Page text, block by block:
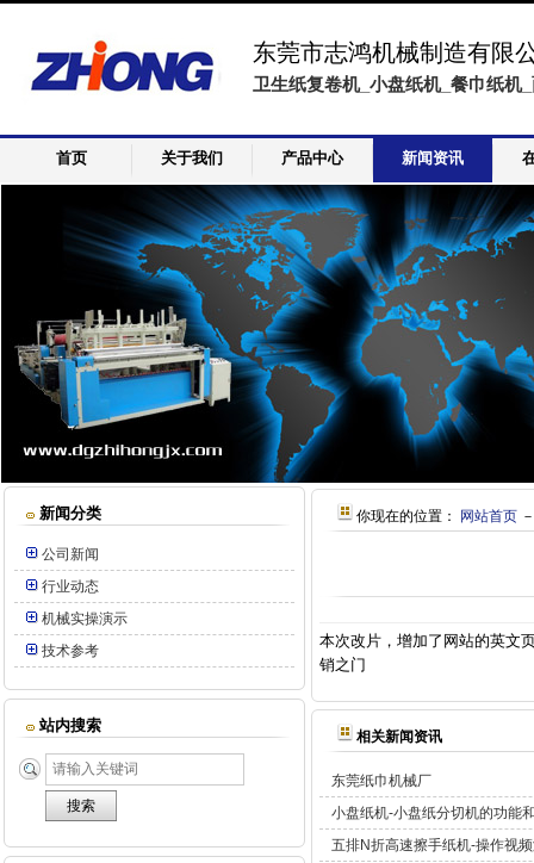
东莞市志鸿机械制造有限
卫生纸复卷机_小盘纸机_餐巾纸机
首页 关于我们 产品中心 新闻资讯
新闻分类
公司新闻
行业动态
机械实操演示
技术参考
站内搜索
你现在的位置： 网站首页
本次改片，增加了网站的英文
销之门
相关新闻资讯
东莞纸巾机械厂
小盘纸机-小盘纸分切机的功能
五排N折高速擦手纸机-操作视